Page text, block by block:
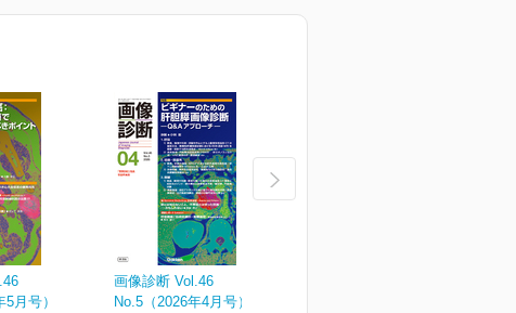
月号）
画像診断 Vol.46
No.5（2026年4月号）